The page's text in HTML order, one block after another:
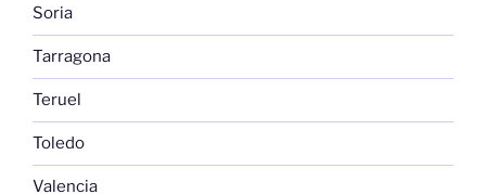
Soria
Tarragona
Teruel
Toledo
Valencia